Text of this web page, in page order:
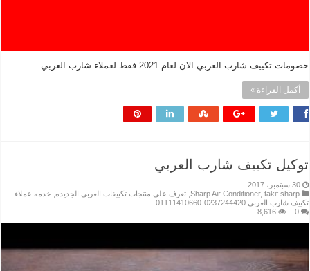
خصومات تكييف شارب العربي الان لعام 2021 فقط لعملاء شارب العربي
أكمل القراءة »
توكيل تكييف شارب العربي
30 سبتمبر، 2017
Sharp Air Conditioner, takif sharp
,تعرف علي منتجات تكييفات العربي الجديده خدمه عملاء
تكييف شارب العربى 0237244420-01111410660
0
8,616